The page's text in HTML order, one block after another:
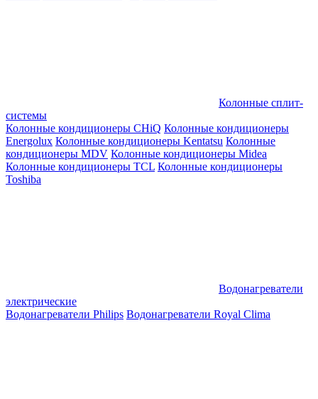
Колонные сплит-
системы
Колонные кондиционеры CHiQ Колонные кондиционеры
Energolux Колонные кондиционеры Kentatsu Колонные
кондиционеры MDV Колонные кондиционеры Midea
Колонные кондиционеры TCL Колонные кондиционеры
Toshiba
Водонагреватели
электрические
Водонагреватели Philips Водонагреватели Royal Clima